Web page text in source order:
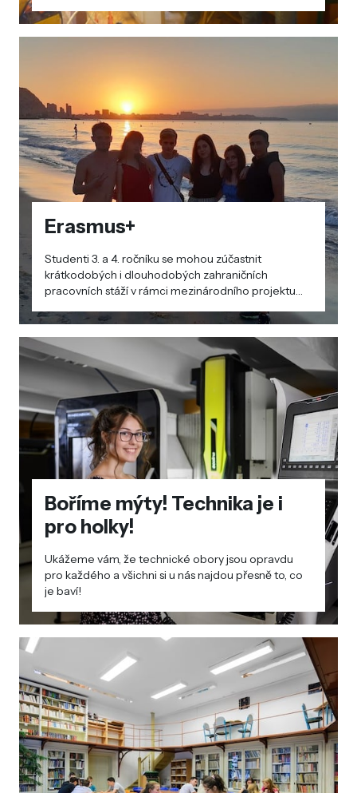
Erasmus+
Studenti 3. a 4. ročníku se mohou zúčastnit
krátkodobých i dlouhodobých zahraničních
pracovních stáží v rámci mezinárodního projektu
školního roku 2018/2019.
Boříme mýty! Technika je i
pro holky!
Ukážeme vám, že technické obory jsou opravdu
pro každého a všichni si u nás najdou přesně to, co
je baví!